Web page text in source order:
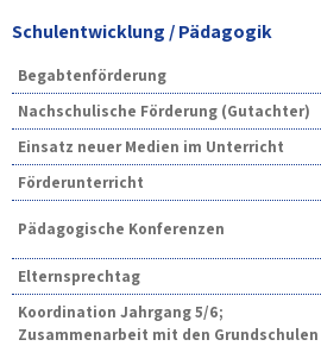
Schulentwicklung / Pädagogik
Begabtenförderung
Nachschulische Förderung (Gutachter)
Einsatz neuer Medien im Unterricht
Förderunterricht
Pädagogische Konferenzen
Elternsprechtag
Koordination Jahrgang 5/6;
Zusammenarbeit mit den Grundschulen